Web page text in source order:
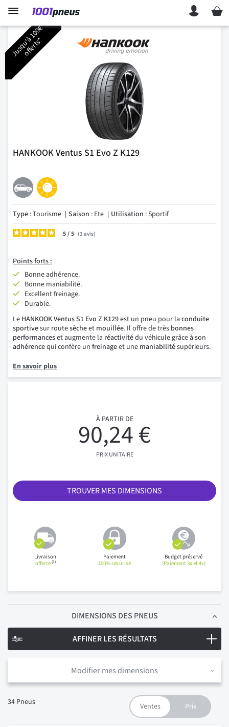
Mon
J
u
s
q
u
'
à
1
0
0
€
o
f
f
e
r
t
s
*
HANKOOK Ventus S1 Evo Z K129
Type : Tourisme Saison : Ete Utilisation : Sportif
5/ 3 avis
Points forts :
Bonne adhérence.
Bonne maniabilité.
Excellent freinage.
Durable.
Le HANKOOK Ventus S1 Evo Z K129est un pneu pour la conduite
sportivesur routesècheet mouillée. Il offre de très bonnes
performanceset augmente la réactivitédu véhicule grâce à son
adhérencequi confère un freinageet une maniabilitésupérieurs.
En savoir plus
À PARTIR DE
90,24 €
PRIX UNITAIRE
TROUVER MES DIMENSIONS
Livraison
offerte(1)
Paiement
100% sécurisé
Budget préservé
(Paiement 3x et 4x)
DIMENSIONS DES PNEUS
Modifier mes dimensions
34 Pneus
AFFINER LES RÉSULTATS